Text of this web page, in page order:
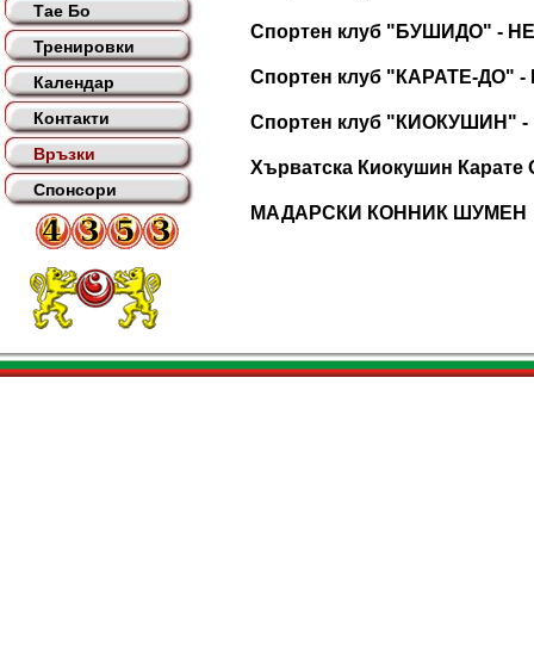
Тае Бо
Тренировки
Календар
Контакти
Връзки
Спонсори
Спортен клуб "БУШИДО" -
Спортен клуб "КАРАТЕ-ДО"
Спортен клуб "КИОКУШИН" -
Хърватска Киокушин Карате
МАДАРСКИ КОННИК ШУМЕН